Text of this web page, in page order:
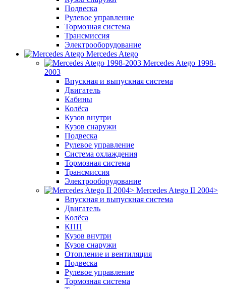
Подвеска
Рулевое управление
Тормозная система
Трансмиссия
Электрооборудование
Mercedes Atego
Mercedes Atego 1998-
2003
Впускная и выпускная система
Двигатель
Кабины
Колёса
Кузов внутри
Кузов снаружи
Подвеска
Рулевое управление
Система охлаждения
Тормозная система
Трансмиссия
Электрооборудование
Mercedes Atego II 2004>
Впускная и выпускная система
Двигатель
Колёса
КПП
Кузов внутри
Кузов снаружи
Отопление и вентиляция
Подвеска
Рулевое управление
Тормозная система